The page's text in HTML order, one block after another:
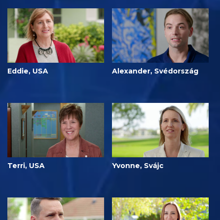
Eddie, USA Alexander, Svédország
Terri, USA Yvonne, Svájc